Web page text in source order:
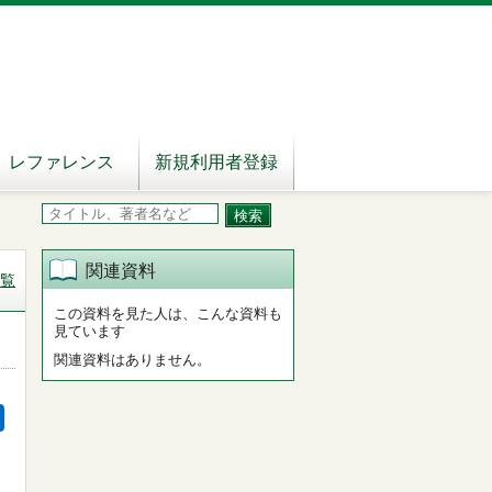
レファレンス 新規利用者登録
関連資料
この資料を見た人は、こんな資料も
見ています
関連資料はありません。